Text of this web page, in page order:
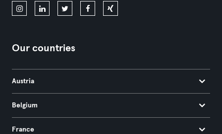
Our countries
Austria
Belgium
France